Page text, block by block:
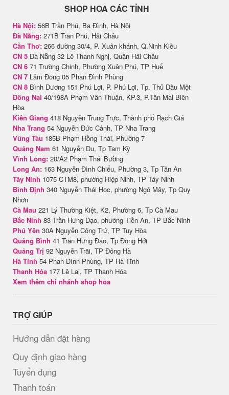
SHOP HOA CÁC TỈNH
Hà Nội: 56B Trần Phú, Ba Đình, Hà Nội
Đà Nẵng: 271B Trần Phú, Hải Châu
Cần Thơ: 266 đường 30/4, P. Xuân khánh, Q.Ninh Kiều
CN 5 Đà Nẵng 32 Lê Thanh Nghị, Quận Hải Châu
CN 6 71 Trường Chinh, Phường Xuân Phú, TP Huế
CN 7 Lâm Đồng 05 Phan Đình Phùng
CN 8 Bình Dương 151 Phú Lợi, P. Phú Lợi, Tp. Thủ Dầu Một
Đồng Nai 40/198A Phạm Văn Thuận, KP.3, P.Tân Mai Biên
Hòa
Kiên Giang 418 Nguyễn Trung Trực, Thành phố Rạch Giá
Nha Trang 54 Nguyễn Đức Cảnh, TP Nha Trang
Vũng Tàu 185B Phạm Hồng Thái, Phường 7
Quảng Nam 61 Nguyễn Du, Tp Tam Kỳ
Vĩnh Long: 20/A2 Phạm Thái Bường
Long An: 163 Nguyễn Đình Chiểu, Phường 3, Tp Tân An
Tây Ninh 1075 CTM8, phường Hiệp Ninh, TP Tây Ninh
Bình Định 340 Nguyễn Thái Học, phường Ngô Mây, Tp Quy
Nhơn
Cà Mau 221 Lý Thường Kiệt, K2, Phường 6, Tp Cà Mau
Bắc Ninh 83 Trần Hưng Đạo, phường Tiền An, TP Bắc Ninh
Phú Yên 30A Nguyễn Công Trứ, TP Tuy Hòa
Quảng Bình 41 Trần Hưng Đạo, Tp Đồng Hới
Quảng Trị 92 Nguyễn Trãi, TP Đông Hà
Hà Tĩnh 54 Phan Đình Phùng, TP Hà Tĩnh
Thanh Hóa 177 Lê Lai, TP Thanh Hóa
Xem thêm chi nhánh shop hoa
TRỢ GIÚP
Hướng dẫn đặt hàng
Quy định giao hàng
Tuyển dụng
Thanh toán